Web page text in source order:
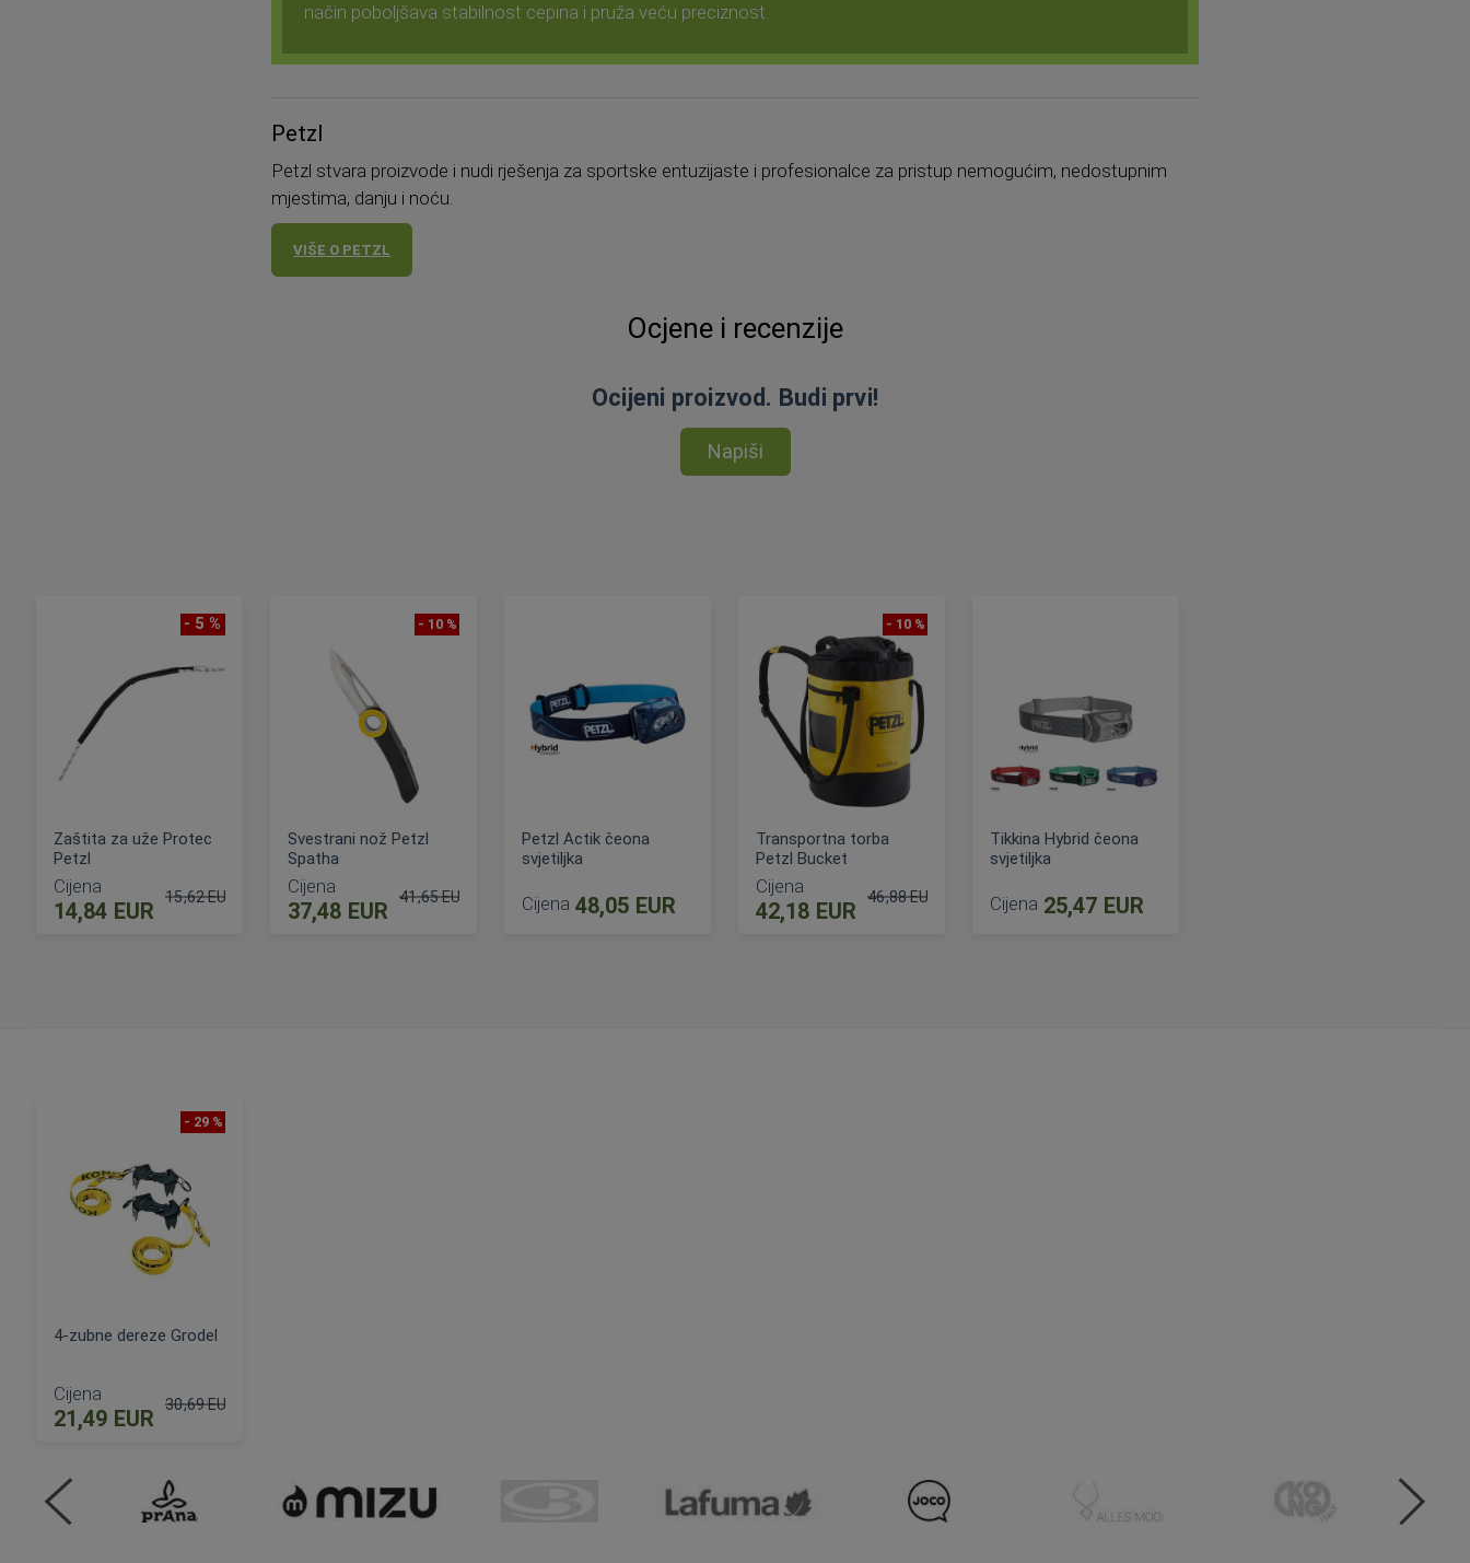
način poboljšava stabilnost cepina i pruža veću preciznost.
Petzl
Petzl stvara proizvode i nudi rješenja za sportske entuzijaste i profesionalce za pristup nemogućim, nedostupnim
mjestima, danju i noću.
VIŠE O PETZL
Ocjene i recenzije
Ocijeni proizvod. Budi prvi!
Napiši
- 5 %
Zaštita za uže Protec
Petzl
Cijena
14,84 EUR Standardna cijena
15,62 EUR
- 10 %
Svestrani nož Petzl
Spatha
Cijena
37,48 EUR
41,65 EUR
Petzl Actik čeona
svjetiljka
Cijena 48,05 EUR
- 10 %
Transportna torba
Petzl Bucket
Cijena
42,18 EUR
46,88 EUR
Tikkina Hybrid čeona
svjetiljka
Cijena 25,47 EUR
- 29 %
4-zubne dereze Grodel
Cijena
21,49 EUR
30,69 EUR